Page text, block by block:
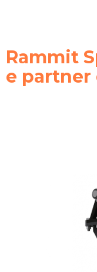
Rammit
e partner